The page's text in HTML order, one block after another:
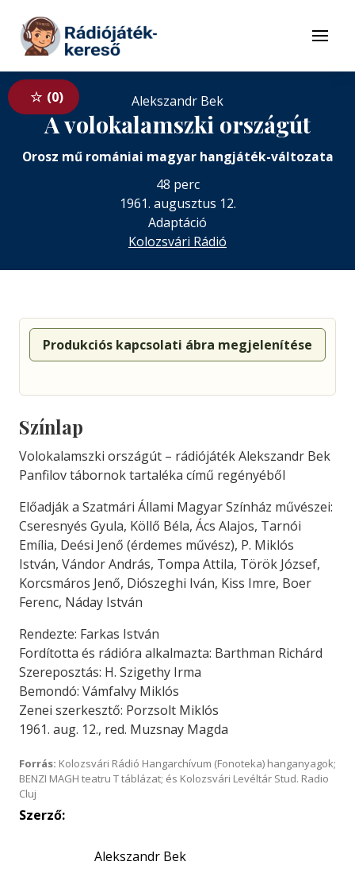
Tovább a tartalomhoz
Menü
0 Alekszandr Bek
A volokalamszki országút
Orosz mű romániai magyar hangjáték-változata
48 perc
1961. augusztus 12.
Adaptáció
Kolozsvári Rádió
Produkciós kapcsolati ábra megjelenítése
Színlap
Volokalamszki országút – rádiójáték Alekszandr Bek
Panfilov tábornok tartaléka című regényéből
Előadják a Szatmári Állami Magyar Színház művészei:
Cseresnyés Gyula, Köllő Béla, Ács Alajos, Tarnói
Emília, Deési Jenő (érdemes művész), P. Miklós
István, Vándor András, Tompa Attila, Török József,
Korcsmáros Jenő, Diószeghi Iván, Kiss Imre, Boer
Ferenc, Náday István
Rendezte: Farkas István
Fordította és rádióra alkalmazta: Barthman Richárd
Szereposztás: H. Szigethy Irma
Bemondó: Vámfalvy Miklós
Zenei szerkesztő: Porzsolt Miklós
1961. aug. 12., red. Muzsnay Magda
Forrás: Kolozsvári Rádió Hangarchívum (Fonoteka) hanganyagok;
BENZI MAGH teatru T táblázat; és Kolozsvári Levéltár Stud. Radio
Cluj
Szerző:
Alekszandr Bek